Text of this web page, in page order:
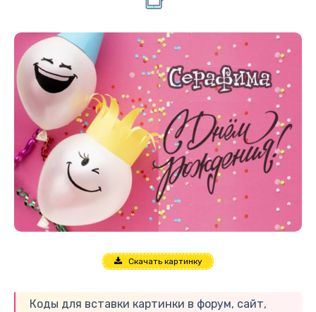
Скачать картинку
Коды для вставки картинки в форум, сайт,